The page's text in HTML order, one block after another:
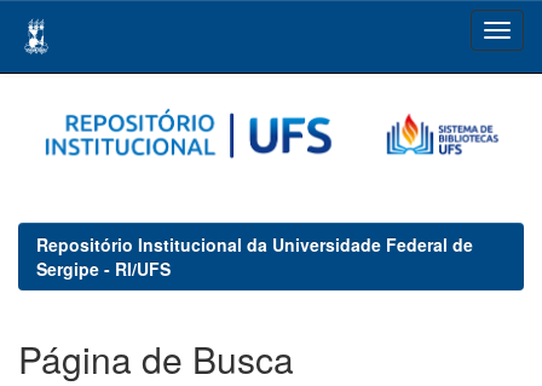
navigation
Repositório Institucional da Universidade Federal de
Sergipe - RI/UFS
Página de Busca